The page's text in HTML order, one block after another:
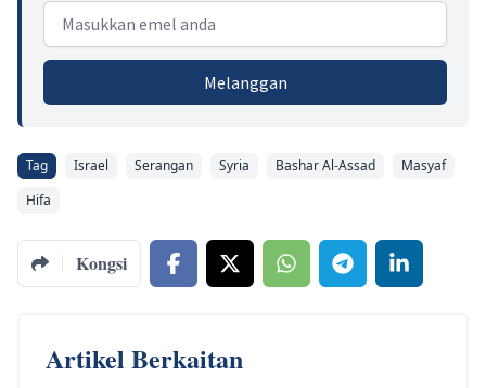
Email address
Melanggan
Tag Israel Serangan Syria Bashar Al-Assad
Masyaf
Hifa
Kongsi
Artikel Berkaitan